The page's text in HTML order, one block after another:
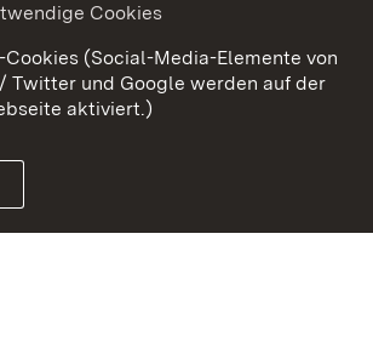
Barrierefreiheit
Cookies
Cookies
(Social-Media-Elemente von
Twitter und Google werden auf der
aktiviert.)